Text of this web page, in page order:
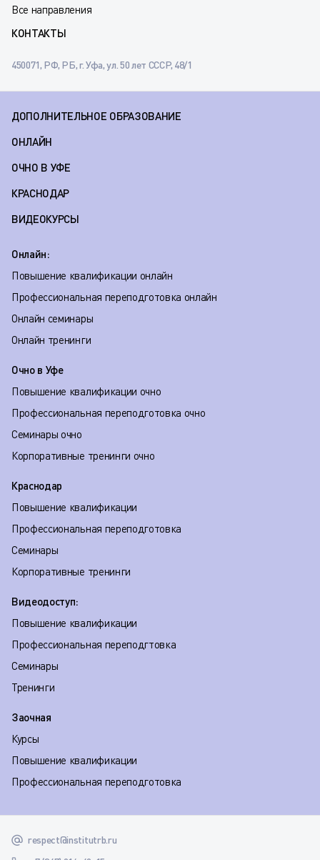
Все направления
КОНТАКТЫ
450071, РФ, РБ, г. Уфа, ул. 50 лет СССР, 48/1
ДОПОЛНИТЕЛЬНОЕ ОБРАЗОВАНИЕ
ОНЛАЙН
ОЧНО В УФЕ
КРАСНОДАР
ВИДЕОКУРСЫ
Онлайн:
Повышение квалификации онлайн
Профессиональная переподготовка онлайн
Онлайн семинары
Онлайн тренинги
Очно в Уфе
Повышение квалификации очно
Профессиональная переподготовка очно
Семинары очно
Корпоративные тренинги очно
Краснодар
Повышение квалификации
Профессиональная переподготовка
Семинары
Корпоративные тренинги
Видеодоступ:
Повышение квалификации
Профессиональная переподгтовка
Семинары
Тренинги
Заочная
Курсы
Повышение квалификации
Профессиональная переподготовка
respect@institutrb.ru